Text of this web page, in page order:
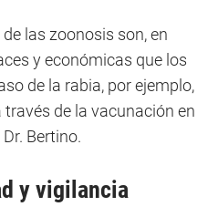
las zoonosis son, en
y económicas que los
de la rabia, por ejemplo,
través de la vacunación en
Bertino.
y vigilancia